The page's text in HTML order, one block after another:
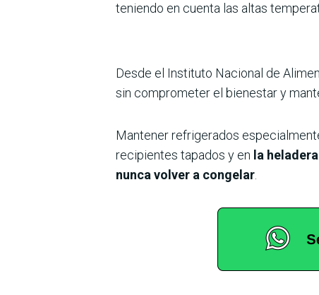
teniendo en cuenta las altas
Desde el Instituto Nacional de
sin comprometer el bienestar y
Mantener refrigerados
recipientes tapados y en la heladera
nunca volver a congelar